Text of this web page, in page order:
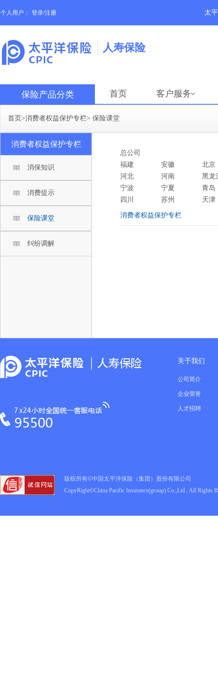
个人用户： 登录/注册 太
人寿保险
保险产品分类 首页 客户服务
首页>消费者权益保护专栏> 保险课堂
消费者权益保护专栏
消保知识
消费提示
保险课堂
纠纷调解
总公司
福建
安徽
北京
河北
河南
黑龙
宁波
宁夏
青岛
四川
苏州 天津
消费者权益保护专栏
关于我们
公司简介
企业荣誉
人才招聘
版权所有©中国太平洋保险（集团）股份有限公司
CopyRight©China Pacific Insurance(group) Co.,Ltd.. All Rights